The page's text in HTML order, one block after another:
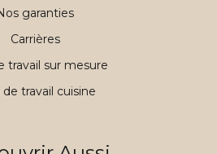
garanties
Carrières
travail sur mesure
de travail cuisine